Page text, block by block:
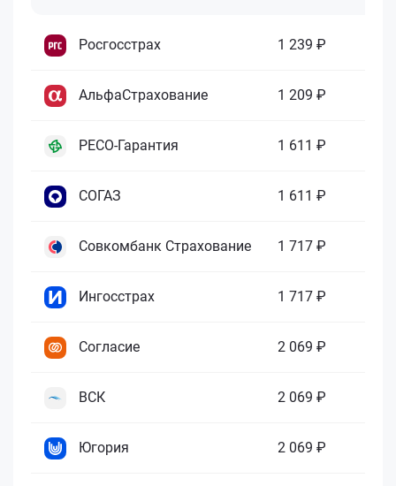
Росгосстрах 1 239 ₽
АльфаСтрахование 1 209 ₽
РЕСО-Гарантия 1 611 ₽
СОГАЗ 1 611 ₽
Совкомбанк Страхование 1 717 ₽
Ингосстрах 1 717 ₽
Согласие 2 069 ₽
ВСК 2 069 ₽
Югория 2 069 ₽